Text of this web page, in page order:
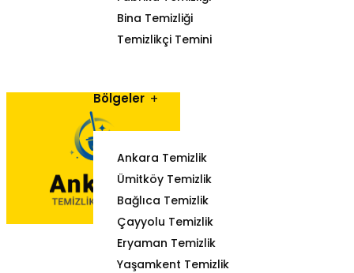
Bina Temizliği
Temizlikçi Temini
Bölgeler
Ankara Temizlik
Ümitköy Temizlik
Bağlıca Temizlik
Çayyolu Temizlik
Eryaman Temizlik
Yaşamkent Temizlik